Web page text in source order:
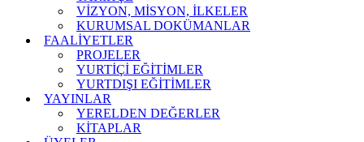
VİZYON, MİSYON, İLKELER
KURUMSAL DOKÜMANLAR
FAALİYETLER
PROJELER
YURTİÇİ EĞİTİMLER
YURTDIŞI EĞİTİMLER
YAYINLAR
YERELDEN DEĞERLER
KİTAPLAR